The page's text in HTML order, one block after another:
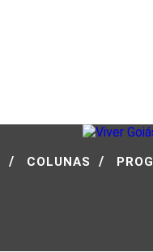
/ COLUNAS /